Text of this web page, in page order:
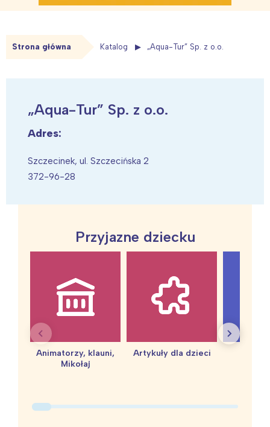
Strona główna Katalog „Aqua-Tur” Sp. z o.o.
„Aqua-Tur” Sp. z o.o.
Adres:
Szczecinek, ul. Szczecińska 2
372-96-28
Przyjazne dziecku
Animatorzy, klauni,
Mikołaj
Artykuły dla dzieci